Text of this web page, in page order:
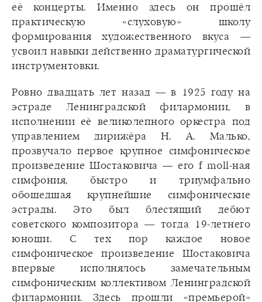
её концерты. Именно здесь он прошёл
практическую «слуховую» школу
формирования художественного вкуса —
усвоил навыки действенно драматургической
инструментовки.
Ровно двадцать лет назад — в 1925 году на
эстраде Ленинградской филармонии, в
исполнении её великолепного оркестра под
управлением дирижёра Н. А. Малько,
прозвучало первое крупное симфоническое
произведение Шостаковича — его f moll-ная
симфония, быстро и триумфально
обошедшая крупнейшие симфонические
эстрады. Это был блестящий дебют
советского композитора — тогда 19-летнего
юноши. С тех пор каждое новое
симфоническое произведение Шостаковича
впервые исполнялось замечательным
симфоническим коллективом Ленинградской
филармонии. Здесь прошли «премьерой»